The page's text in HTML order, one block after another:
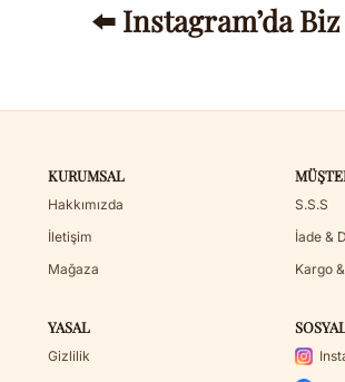
⬅️ Instagram’da
KURUMSAL
Hakkımızda
İletişim
Mağaza
S.S.S
İade &
Kargo
YASAL
Gizlilik